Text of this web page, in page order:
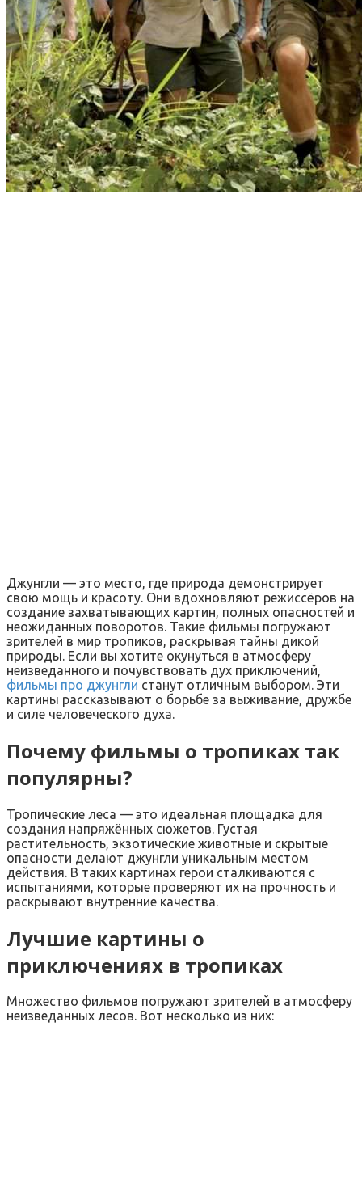
Джунгли — это место, где природа демонстрирует
свою мощь и красоту. Они вдохновляют режиссёров на
создание захватывающих картин, полных опасностей и
неожиданных поворотов. Такие фильмы погружают
зрителей в мир тропиков, раскрывая тайны дикой
природы. Если вы хотите окунуться в атмосферу
неизведанного и почувствовать дух приключений,
фильмы про джунгли станут отличным выбором. Эти
картины рассказывают о борьбе за выживание, дружбе
и силе человеческого духа.
Почему фильмы о тропиках так
популярны?
Тропические леса — это идеальная площадка для
создания напряжённых сюжетов. Густая
растительность, экзотические животные и скрытые
опасности делают джунгли уникальным местом
действия. В таких картинах герои сталкиваются с
испытаниями, которые проверяют их на прочность и
раскрывают внутренние качества.
Лучшие картины о
приключениях в тропиках
Множество фильмов погружают зрителей в атмосферу
неизведанных лесов. Вот несколько из них: